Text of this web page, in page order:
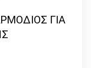
ΓΙΑ